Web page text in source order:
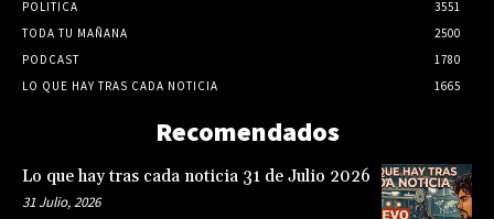
POLITICA
3551
TODA TU MAÑANA
2500
PODCAST
1780
LO QUE HAY TRAS CADA NOTICIA
1665
Recomendados
Lo que hay tras cada noticia 31 de Julio 2026
31 Julio, 2026